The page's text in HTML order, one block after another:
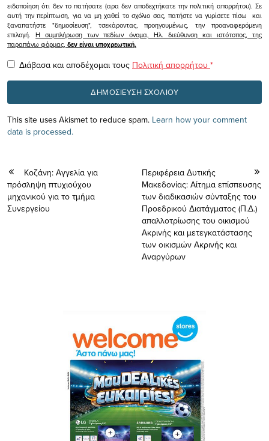
ειδοποίηση ότι δεν το πατήσατε (αρα δεν αποδεχτήκατε την πολιτική απορρήτου). Σε
αυτή την περίπτωση, για να μη χαθεί το σχόλιο σας, πατήστε να γυρίσετε πίσω και
ξαναπατήστε "δημοσίευση", τσεκάροντας, προηγουμένως, την προαναφερόμενη
επιλογή.Η συμπλήρωση των πεδίων όνομα, Ηλ. διεύθυνση και ιστότοπος, της
παραπάνω φόρμας, δεν είναι υποχρεωτική.
Διάβασα και αποδέχομαι τους Πολιτική απορρήτου *
This site uses Akismet to reduce spam. Learn how your comment
data is processed.
Koζάνη: Aγγελία για
πρόσληψη πτυχιούχου
μηχανικού για το τμήμα
Συνεργείου
Περιφέρεια Δυτικής
Μακεδονίας: Αίτημα επίσπευσης
των διαδικασιών σύνταξης του
Προεδρικού Διατάγματος (Π.Δ.)
απαλλοτρίωσης του οικισμού
Ακρινής και μετεγκατάστασης
των οικισμών Ακρινής και
Αναργύρων